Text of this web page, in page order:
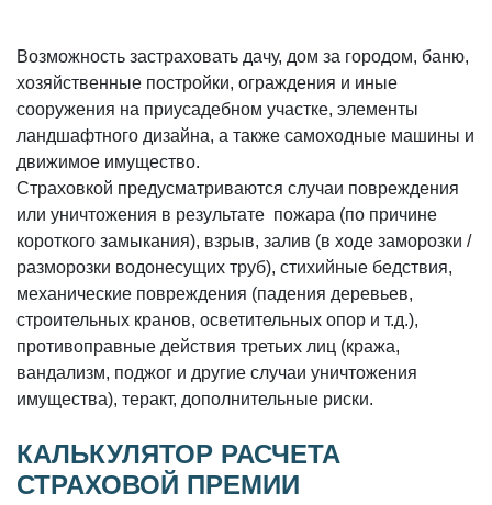
Возможность застраховать дачу, дом за городом, баню,
хозяйственные постройки, ограждения и иные
сооружения на приусадебном участке, элементы
ландшафтного дизайна, а также самоходные машины и
движимое имущество.
Страховкой предусматриваются случаи повреждения
или уничтожения в результате пожара (по причине
короткого замыкания), взрыв, залив (в ходе заморозки /
разморозки водонесущих труб), стихийные бедствия,
механические повреждения (падения деревьев,
строительных кранов, осветительных опор и т.д.),
противоправные действия третьих лиц (кража,
вандализм, поджог и другие случаи уничтожения
имущества), теракт, дополнительные риски.
КАЛЬКУЛЯТОР РАСЧЕТА
СТРАХОВОЙ ПРЕМИИ